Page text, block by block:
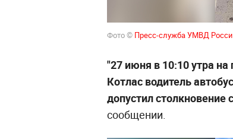
Фото © Пресс-служба УМВД
"27 июня в 10:10 утра на
Котлас водитель
допустил
сообщении.